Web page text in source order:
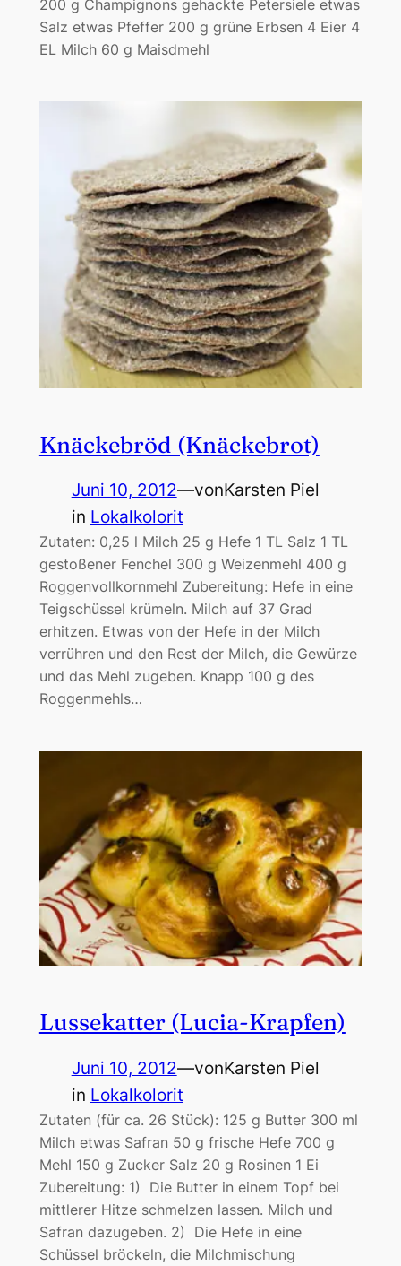
200 g Champignons gehackte Petersiele etwas
Salz etwas Pfeffer 200 g grüne Erbsen 4 Eier 4
EL Milch 60 g Maisdmehl
Knäckebröd (Knäckebrot)
Juni 10, 2012—vonKarsten Piel
in Lokalkolorit
Zutaten: 0,25 l Milch 25 g Hefe 1 TL Salz 1 TL
gestoßener Fenchel 300 g Weizenmehl 400 g
Roggenvollkornmehl Zubereitung: Hefe in eine
Teigschüssel krümeln. Milch auf 37 Grad
erhitzen. Etwas von der Hefe in der Milch
verrühren und den Rest der Milch, die Gewürze
und das Mehl zugeben. Knapp 100 g des
Roggenmehls…
Lussekatter (Lucia-Krapfen)
Juni 10, 2012—vonKarsten Piel
in Lokalkolorit
Zutaten (für ca. 26 Stück): 125 g Butter 300 ml
Milch etwas Safran 50 g frische Hefe 700 g
Mehl 150 g Zucker Salz 20 g Rosinen 1 Ei
Zubereitung: 1) Die Butter in einem Topf bei
mittlerer Hitze schmelzen lassen. Milch und
Safran dazugeben. 2) Die Hefe in eine
Schüssel bröckeln, die Milchmischung